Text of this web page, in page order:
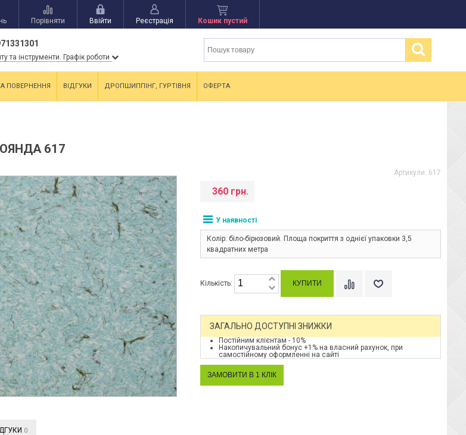
Порівняти Ввійти Реєстрація Кошик пустий
та інструменти. Графік роботи
ПОВЕРНЕННЯ ВІДГУКИ ДРОПШИППІНГ, ГУРТІВНЯ ОФЕРТА
617
Артикули: 617
360 грн.
У наявності
Колір: біло-бірюзовий. Площа покриття з однієї упаковки 3,5
квадратних метра
Кількість:
ЗАГАЛЬНО ДОСТУПНІ ЗНИЖКИ
Постійним клієнтам - 10%
Накопичувальний бонус +1% на власний рахунок, при
самостійному оформленні на сайті
0